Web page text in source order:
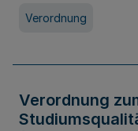
Verordnung
Verordnung